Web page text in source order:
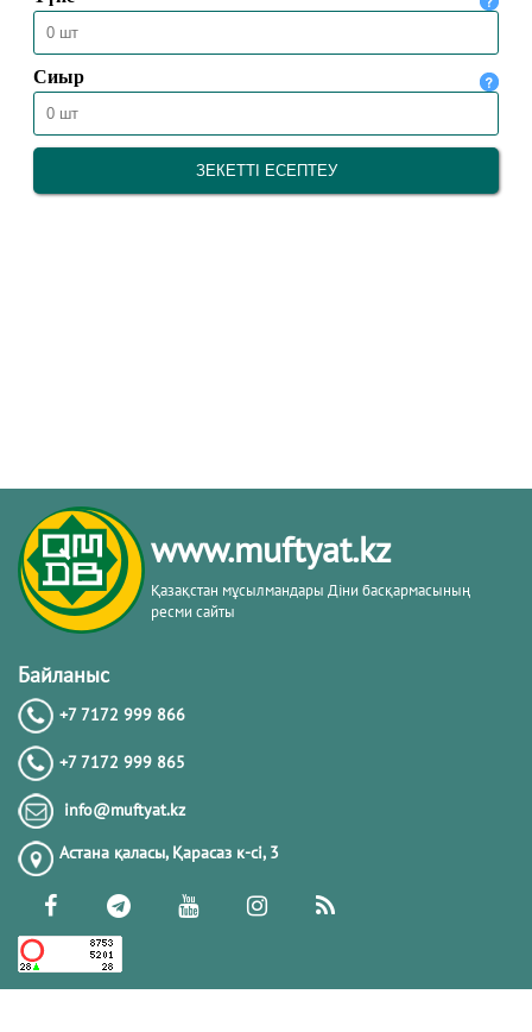
www.muftyat.kz
Қазақстан мұсылмандары Діни басқармасының
ресми сайты
Байланыс
+7 7172 999 866
+7 7172 999 865
info@muftyat.kz
Астана қаласы, Қарасаз к-сi, 3